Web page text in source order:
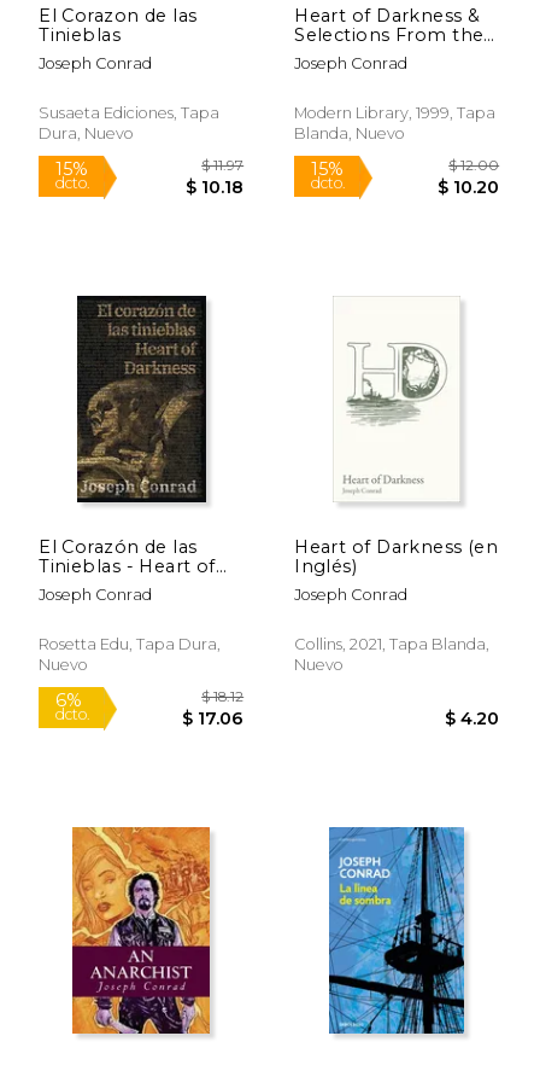
15%
dcto. $ 19.89
12% 12%
El Corazon de las
Tinieblas
Joseph Conrad
Susaeta Ediciones, Tapa
Dura, Nuevo
Heart of Darkness &
Selections From the
Congo Diary (en
Inglés)
Joseph Conrad
Modern Library, 1999, Tapa
Blanda, Nuevo
El Corazón de las
Tinieblas - Heart of
Darkness
Joseph Conrad
Rosetta Edu, Tapa Dura,
Nuevo
Heart of Darkness (en
Inglés)
Joseph Conrad
Collins, 2021, Tapa Blanda,
Nuevo